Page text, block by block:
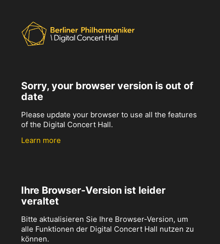
Sorry, your browser version is out of
date
Please update your browser to use all the features
of the Digital Concert Hall.
Learn more
Ihre Browser-Version ist leider
veraltet
Bitte aktualisieren Sie Ihre Browser-Version, um
alle Funktionen der Digital Concert Hall nutzen zu
können.